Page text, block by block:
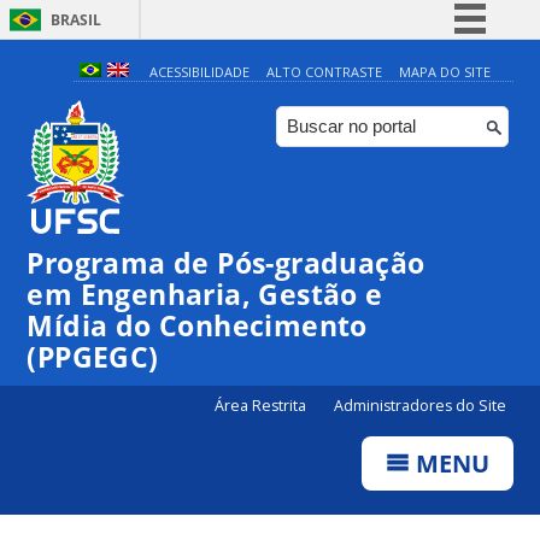
BRASIL
Simplifique!
Comunica BR
Participe
Canais
ACESSIBILIDADE ALTO CONTRASTE MAPA DO SITE
Programa de Pós-graduação
em Engenharia, Gestão e
Mídia do Conhecimento
(PPGEGC)
Área Restrita Administradores do Site
MENU